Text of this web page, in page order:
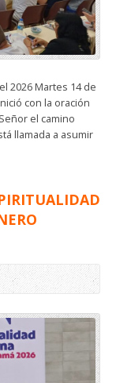
2026 Martes 14 de
con la oración
el camino
llamada a asumir